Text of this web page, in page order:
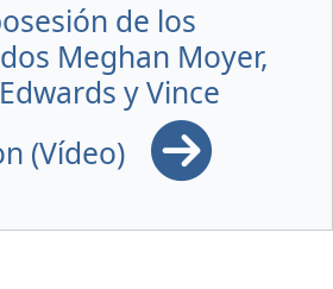
de los
Meghan Moyer,
y Vince
(Vídeo)